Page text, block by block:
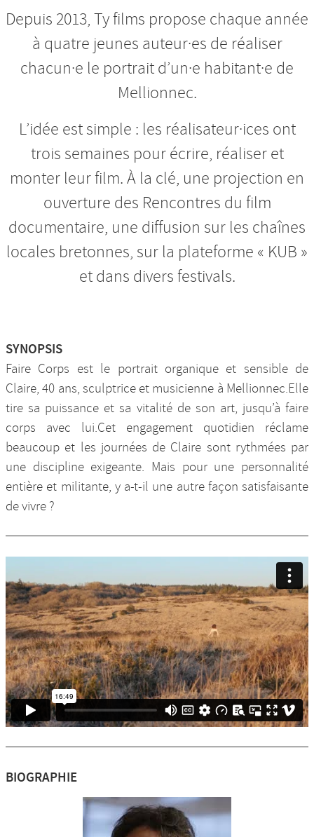
Depuis 2013, Ty films propose chaque année
à quatre jeunes auteur·es de réaliser
chacun·e le portrait d’un·e habitant·e de
Mellionnec.
L’idée est simple : les réalisateur·ices ont
trois semaines pour écrire, réaliser et
monter leur film. À la clé, une projection en
ouverture des Rencontres du film
documentaire, une diffusion sur les chaînes
locales bretonnes, sur la plateforme « KUB »
et dans divers festivals.
SYNOPSIS
Faire Corps est le portrait organique et sensible de
Claire, 40 ans, sculptrice et musicienne à Mellionnec.Elle
tire sa puissance et sa vitalité de son art, jusqu’à faire
corps avec lui.Cet engagement quotidien réclame
beaucoup et les journées de Claire sont rythmées par
une discipline exigeante. Mais pour une personnalité
entière et militante, y a-t-il une autre façon satisfaisante
de vivre ?
BIOGRAPHIE